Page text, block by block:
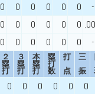
0 0 0 0 0 0
0 0 0 0 0 0
0 0 0 0 0 0
２
塁
打
３
塁
打
本
塁
打
塁
打
数
打
点
三
振
0 0 0 0 0 0